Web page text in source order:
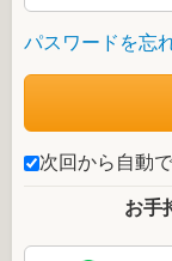
パスワードを忘
次回から自動
お手